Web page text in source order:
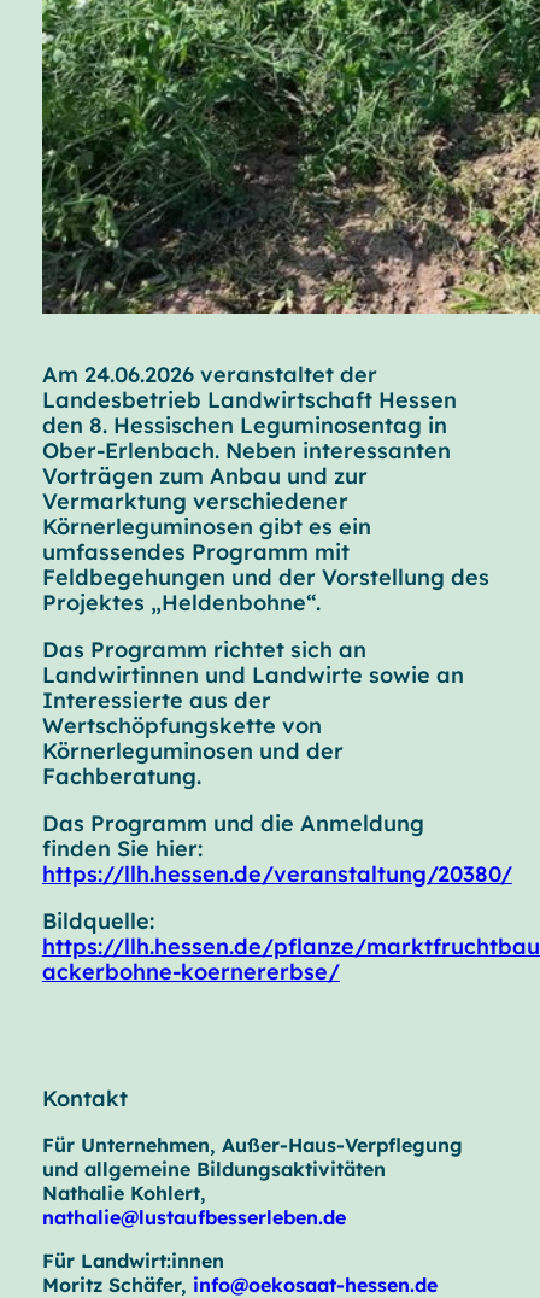
Am 24.06.2026 veranstaltet der
Landesbetrieb Landwirtschaft Hessen
den 8. Hessischen Leguminosentag in
Ober-Erlenbach. Neben interessanten
Vorträgen zum Anbau und zur
Vermarktung verschiedener
Körnerleguminosen gibt es ein
umfassendes Programm mit
Feldbegehungen und der Vorstellung des
Projektes „Heldenbohne“.
Das Programm richtet sich an
Landwirtinnen und Landwirte sowie an
Interessierte aus der
Wertschöpfungskette von
Körnerleguminosen und der
Fachberatung.
Das Programm und die Anmeldung
finden Sie hier:
https://llh.hessen.de/veranstaltung/20380/
Bildquelle:
https://llh.hessen.de/pflanze/
ackerbohne-koernererbse/
Kontakt
Für Unternehmen, Außer-Haus-Verpflegung
und allgemeine Bildungsaktivitäten
Nathalie Kohlert,
nathalie@lustaufbesserleben.de
Für Landwirt:innen
Moritz Schäfer, info@oekosaat-hessen.de